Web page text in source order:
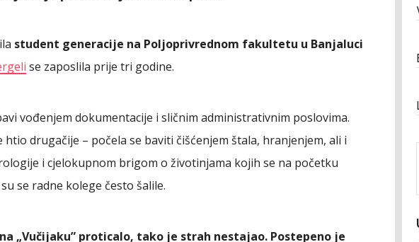
student generacije na Poljoprivrednom fakultetu u Banjaluci
se zaposlila prije tri godine.
vođenjem dokumentacije i sličnim administrativnim poslovima.
htio drugačije – počela se baviti čišćenjem štala, hranjenjem, ali i
i cjelokupnom brigom o životinjama kojih se na početku
se radne kolege često šalile.
„Vučijaku” proticalo, tako je strah nestajao. Postepeno je